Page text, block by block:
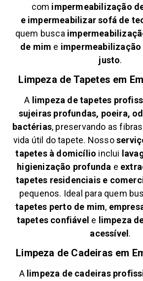
com impermeabilização
e impermeabilizar sofá de
quem busca
de mim e
justo.
Limpeza de Tapetes em
A limpeza de tapetes
sujeiras profundas, poeira,
bactérias, preservando as
vida útil do tapete. Nosso
tapetes à domicílio inclui
higienização profunda e
tapetes residenciais e
pequenos. Ideal para quem
tapetes perto de mim,
tapetes confiável e limpeza
acessível .
Limpeza de Cadeiras em
A limpeza de cadeiras